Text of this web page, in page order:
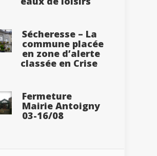
Sécheresse – La
commune placée
en zone d’alerte
classée en Crise
Fermeture
Mairie Antoigny
03-16/08